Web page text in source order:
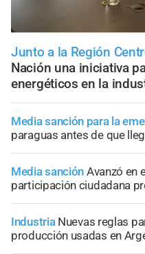
Junto a la Región
Nación una iniciativa
energéticos en la
Media sanción para la
paraguas antes de que
Media sanción Avanzó en
participación ciudadana
Industria Nuevas reglas
producción usadas en